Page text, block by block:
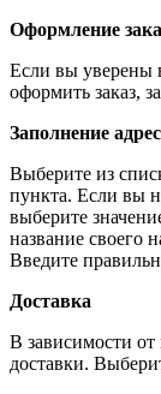
Оформление
Если вы уверены
оформить заказ,
Заполнение
Выберите из
пункта. Если вы
выберите
название своего
Введите
Доставка
В зависимости от
доставки.